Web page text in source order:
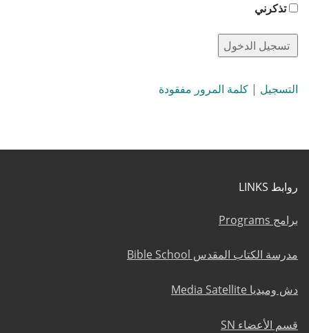
تذكرني
التسجيل | كلمة المرور مفقودة
روابط LINKS
برامج Programs
مدرسة الكتاب المقدس Bible School
دش وميديا Media Satellite
قسم الأعضاء SN